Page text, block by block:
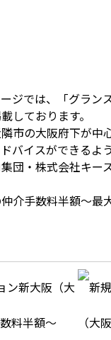
ジでは、「グラン
しております。
市の大阪府下が
バイスができるよ
団・株式会社キ
介手数料半額～